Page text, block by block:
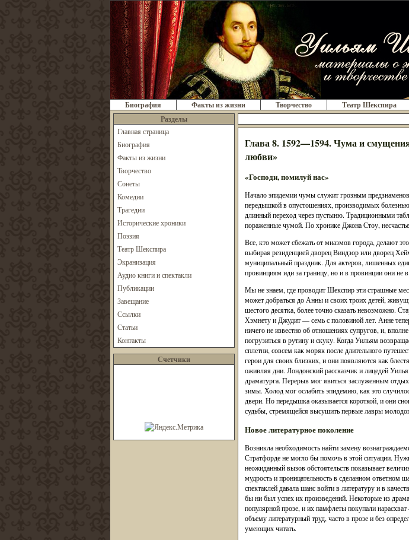
Биография Факты из жизни Творчество Театр Шекспира
Разделы
Главная страница
Биография
Факты из жизни
Творчество
Сонеты
Комедии
Трагедии
Исторические хроники
Поэзия
Театр Шекспира
Экранизация
Аудио книги и спектакли
Публикации
Завещание
Ссылки
Статьи
Контакты
Счетчики
Глава 8. 1592—1594. Чума и
любви»
«Господи, помилуй нас»
Начало эпидемии чумы служит грозным
передышкой в опустошениях, производимых
длинный переход через пустыню. Традиционными
пораженные чумой. По хронике Джона Стоу,
Все, кто может сбежать от миазмов города, делают
выбирая резиденцией дворец Виндзор или дворец
муниципальный праздник. Для актеров, лишенных
провинциям иди за границу, но и в провинции они не
Мы не знаем, где проводит Шекспир эти страшные
может добраться до Анны и своих троих детей,
шестого десятка, более точно сказать невозможно.
Хэмнету и Джудит — семь с половиной лет. Анне
ничего не известно об отношениях супругов, и,
погрузиться в рутину и скуку. Когда Уильям
сплетни, совсем как моряк после длительного
герои для своих близких, и они появляются как
оживляя дни. Лондонский рассказчик и лицедей
драматурга. Перерыв мог явиться заслуженным
зимы. Холод мог ослабить эпидемию, как это
двери. Но передышка оказывается короткой, и они
судьбы, стремящейся высушить первые лавры
Новое литературное поколение
Возникла необходимость найти замену
Стратфорде не могло бы помочь в этой ситуации.
неожиданный вызов обстоятельств показывает
мудрость и проницательность в сделанном ответном
спектаклей давала шанс войти в литературу и в
бы ни был успех их произведений. Некоторые из
популярной прозе, и их памфлеты покупали
объему литературный труд, часто в прозе и без
умеющих читать.